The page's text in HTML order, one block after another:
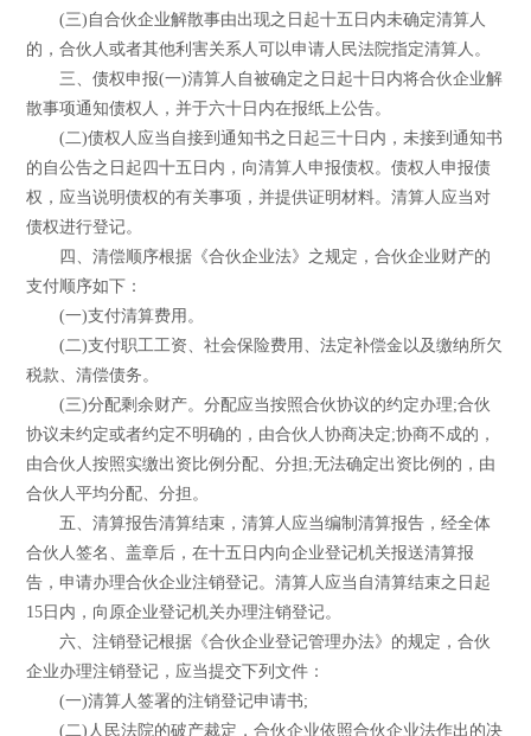
(三)自合伙企业解散事由出现之日起十五日内未确定清算人
的，合伙人或者其他利害关系人可以申请人民法院指定清算人。
三、债权申报(一)清算人自被确定之日起十日内将合伙企业解
散事项通知债权人，并于六十日内在报纸上公告。
(二)债权人应当自接到通知书之日起三十日内，未接到通知书
的自公告之日起四十五日内，向清算人申报债权。债权人申报债
权，应当说明债权的有关事项，并提供证明材料。清算人应当对
债权进行登记。
四、清偿顺序根据《合伙企业法》之规定，合伙企业财产的
支付顺序如下：
(一)支付清算费用。
(二)支付职工工资、社会保险费用、法定补偿金以及缴纳所欠
税款、清偿债务。
(三)分配剩余财产。分配应当按照合伙协议的约定办理;合伙
协议未约定或者约定不明确的，由合伙人协商决定;协商不成的，
由合伙人按照实缴出资比例分配、分担;无法确定出资比例的，由
合伙人平均分配、分担。
五、清算报告清算结束，清算人应当编制清算报告，经全体
合伙人签名、盖章后，在十五日内向企业登记机关报送清算报
告，申请办理合伙企业注销登记。清算人应当自清算结束之日起
15日内，向原企业登记机关办理注销登记。
六、注销登记根据《合伙企业登记管理办法》的规定，合伙
企业办理注销登记，应当提交下列文件：
(一)清算人签署的注销登记申请书;
(二)人民法院的破产裁定，合伙企业依照合伙企业法作出的决